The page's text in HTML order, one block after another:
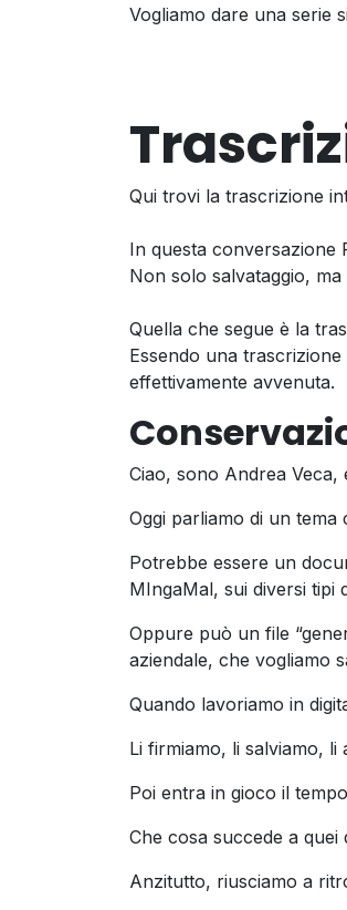
Vogliamo dare una serie
Qui trovi la trascrizione
In questa conversazione
Non solo salvataggio,
Quella che segue è la
Essendo una
effettivamente avvenuta.
Ciao, sono Andrea
Oggi parliamo di un
Potrebbe essere un
MIngaMal, sui diversi tipi
Oppure può un file
aziendale, che vogliamo
Quando lavoriamo in
Li firmiamo, li salviamo,
Poi entra in gioco il
Che cosa succede a
Anzitutto, riusciamo a